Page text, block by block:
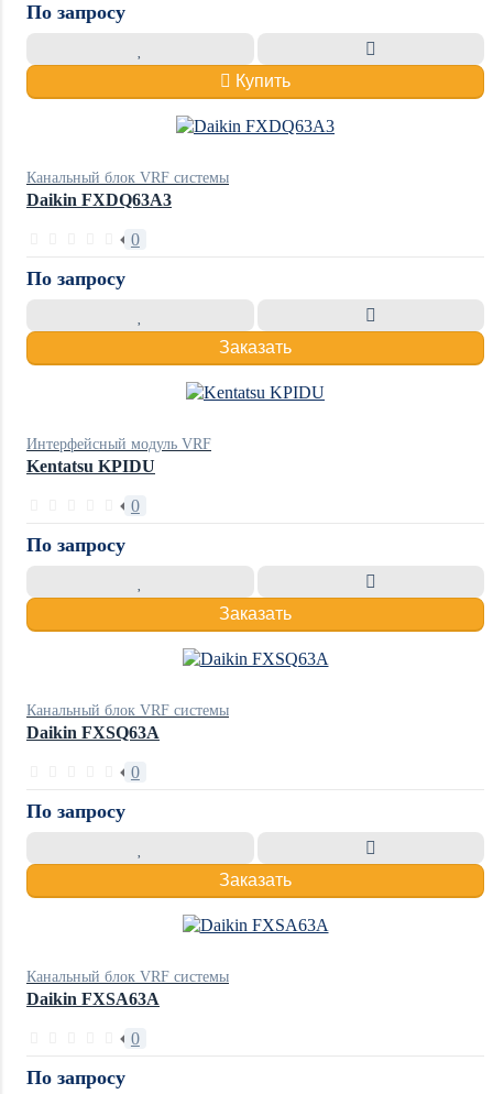
По запросу
Купить
Канальный блок VRF системы
Daikin FXDQ63A3
0
По запросу
Заказать
Интерфейсный модуль VRF
Kentatsu KPIDU
0
По запросу
Заказать
Канальный блок VRF системы
Daikin FXSQ63A
0
По запросу
Заказать
Канальный блок VRF системы
Daikin FXSA63A
0
По запросу